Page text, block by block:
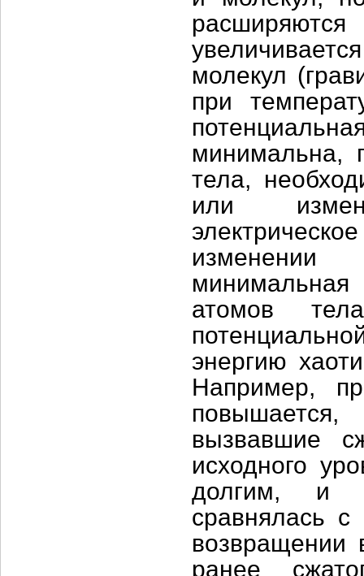
молекул
при
минимальна,
тела,
или
изменении
минимальная
атомов
энергию
Например,
вызвавшие
исходного
долгим, и
сравнялась
возвращении
ранее